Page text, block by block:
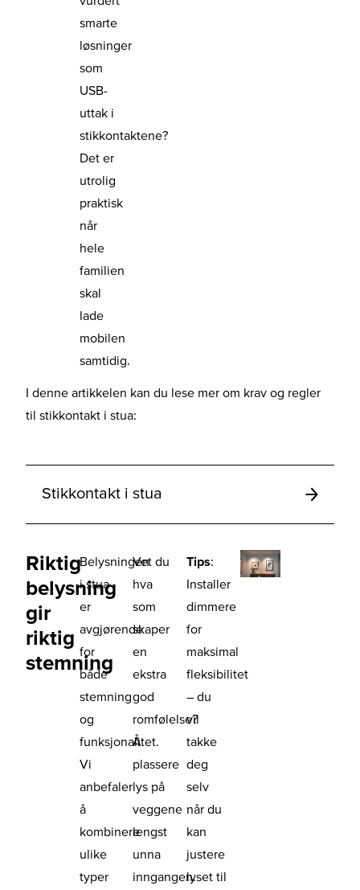
smarte
løsninger
som
USB-
uttak i
stikkontaktene?
Det er
utrolig
praktisk
når
hele
familien
skal
lade
mobilen
samtidig.
I denne artikkelen kan du lese mer om krav og regler
til stikkontakt i stua:
Stikkontakt i stua
Riktig
belysning
gir
riktig
stemning
Belysningen
i stua
er
avgjørende
for
både
stemning
og
funksjonalitet.
Vi
anbefaler
å
kombinere
ulike
typer
Vet du
hva
som
skaper
en
ekstra
god
romfølelse?
Å
plassere
lys på
veggene
lengst
unna
inngangen.
Tips:
Installer
dimmere
for
maksimal
fleksibilitet
– du
vil
takke
deg
selv
når du
kan
justere
lyset til